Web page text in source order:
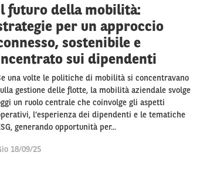
futuro della mobilità:
per un approccio
sostenibile e
sui dipendenti
una volte le politiche di mobilità si concentravano
gestione delle flotte, la mobilità aziendale svolge
un ruolo centrale che coinvolge gli aspetti
l’esperienza dei dipendenti e le tematiche
generando opportunità per...
18/09/25